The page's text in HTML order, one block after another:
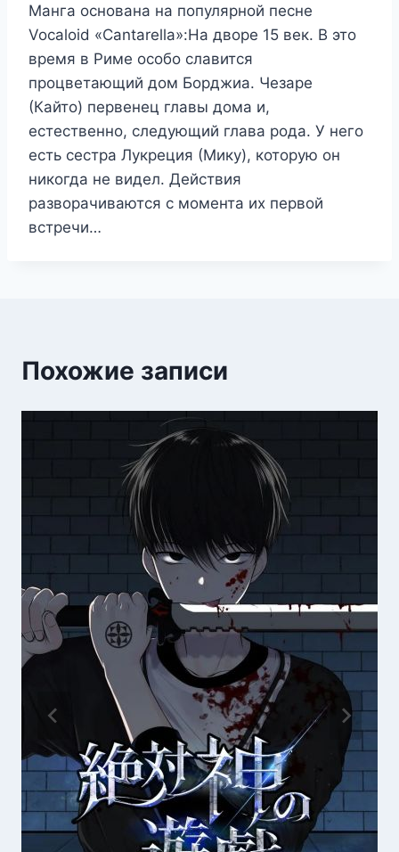
Манга основана на популярной песне
Vocaloid «Cantarella»:На дворе 15 век. В это
время в Риме особо славится
процветающий дом Борджиа. Чезаре
(Кайто) первенец главы дома и,
естественно, следующий глава рода. У него
есть сестра Лукреция (Мику), которую он
никогда не видел. Действия
разворачиваются с момента их первой
встречи…
Похожие записи